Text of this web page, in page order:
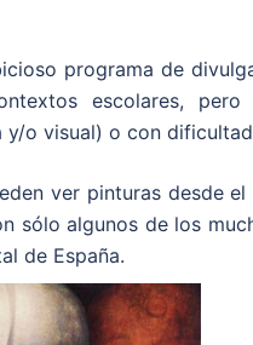
programa de
escolares, pero
o visual) o con
ver pinturas desde
sólo algunos de los
de España.